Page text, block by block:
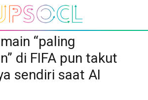
“paling
di FIFA pun takut
sendiri saat AI